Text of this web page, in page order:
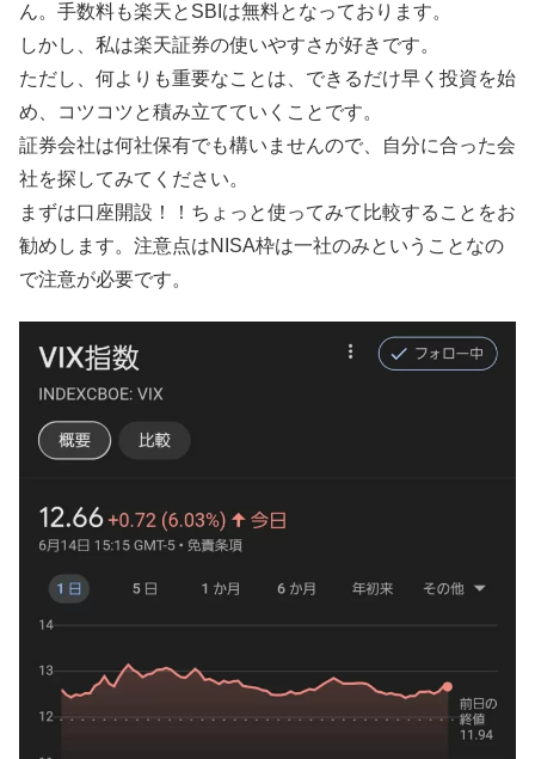
ん。手数料も楽天とSBIは無料となっております。
しかし、私は楽天証券の使いやすさが好きです。
ただし、何よりも重要なことは、できるだけ早く投資を始
め、コツコツと積み立てていくことです。
証券会社は何社保有でも構いませんので、自分に合った会
社を探してみてください。
まずは口座開設！！ちょっと使ってみて比較することをお
勧めします。注意点はNISA枠は一社のみということなの
で注意が必要です。